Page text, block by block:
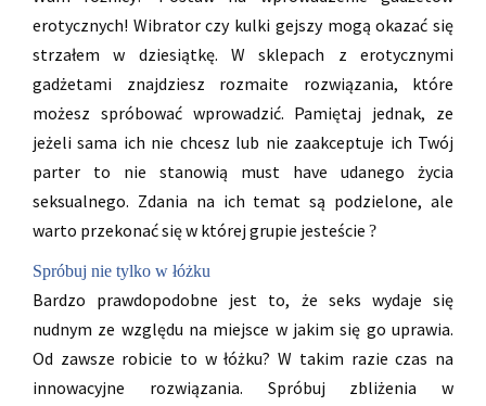
erotycznych! Wibrator czy kulki gejszy mogą okazać się
strzałem w dziesiątkę. W sklepach z erotycznymi
gadżetami znajdziesz rozmaite rozwiązania, które
możesz spróbować wprowadzić. Pamiętaj jednak, ze
jeżeli sama ich nie chcesz lub nie zaakceptuje ich Twój
parter to nie stanowią must have udanego życia
seksualnego. Zdania na ich temat są podzielone, ale
warto przekonać się w której grupie jesteście ?
Spróbuj nie tylko w łóżku
Bardzo prawdopodobne jest to, że seks wydaje się
nudnym ze względu na miejsce w jakim się go uprawia.
Od zawsze robicie to w łóżku? W takim razie czas na
innowacyjne rozwiązania. Spróbuj zbliżenia w